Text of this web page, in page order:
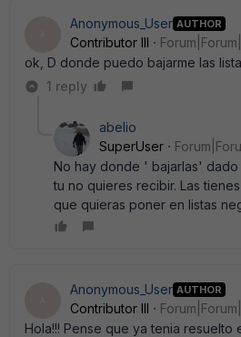
Anonymous_User AUTHOR
Contributor III
ok, D donde puedo bajarme las
1 reply
abelio
SuperUser
No hay donde ' bajarlas'
tu no quieres recibir. Las
que quieras poner en listas
Anonymous_User AUTHOR
Contributor III
Hola!!! Pense que ya tenia resuelto